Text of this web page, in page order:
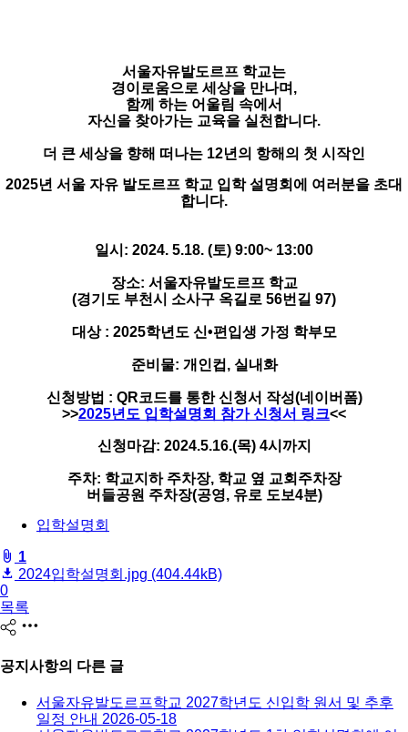
서울자유발도르프 학교는
경이로움으로 세상을 만나며,
함께 하는 어울림 속에서
자신을 찾아가는 교육을 실천합니다.
더 큰 세상을 향해 떠나는 12년의 항해의 첫 시작인
2025년 서울 자유 발도르프 학교 입학 설명회에 여러분을 초대
합니다.
일시: 2024. 5.18. (토) 9:00~ 13:00
장소: 서울자유발도르프 학교
(경기도 부천시 소사구 옥길로 56번길 97)
대상 : 2025학년도 신•편입생 가정 학부모
준비물: 개인컵, 실내화
신청방법 : QR코드를 통한 신청서 작성(네이버폼)
>>2025년도 입학설명회 참가 신청서 링크<<
신청마감: 2024.5.16.(목) 4시까지
주차: 학교지하 주차장, 학교 옆 교회주차장
버들공원 주차장(공영, 유로 도보4분)
입학설명회
fileAttachedList
1
2024입학설명회.jpg (404.44kB)
추
천
0
목록
share
공지사항의 다른 글
서울자유발도르프학교 2027학년도 신입학 원서 및 추후
일정 안내 2026-05-18